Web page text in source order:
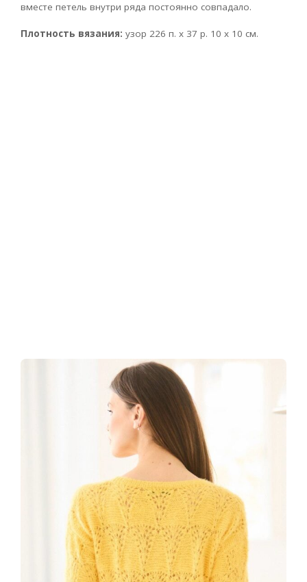
вместе петель внутри ряда постоянно совпадало.
Плотность вязания: узор 226 п. х 37 р. 10 х 10 см.